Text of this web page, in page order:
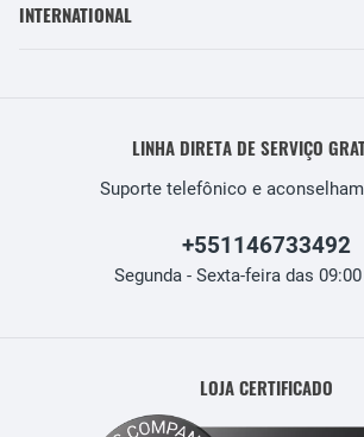
INTERNATIONAL
LINHA DIRETA DE SERVIÇO
Suporte telefônico e
+551146733492
Segunda - Sexta-feira das
LOJA CERTIFICADO